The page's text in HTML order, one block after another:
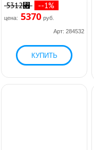
5312⃏ --1%
цена: 5370 руб.
Арт: 284532